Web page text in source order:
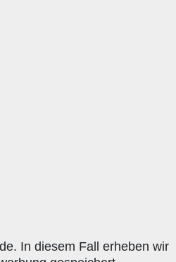
In diesem Fall erheben wir